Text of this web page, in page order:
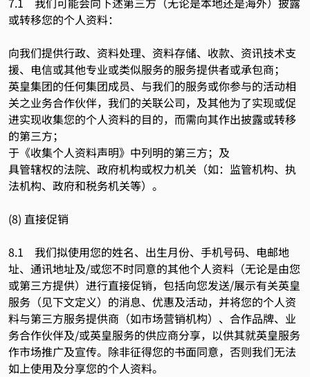
或转移您的个人资料：
向我们提供行政、资料处理、资料存储、收款、资讯技术支
援、电信或其他专业或类似服务的服务提供者或承包商；
英皇集团的任何集团成员、与我们的服务或你参与的活动相
关之业务合作伙伴，我们的关联公司，及其他为了实现或促
进实现收集您的个人资料的目的，而需向其作出披露或转移
的第三方；
于《收集个人资料声明》中列明的第三方；及
具管辖权的法院、政府机构或权力机关（如：监管机构、执
法机构、政府和税务机关等）。
(8) 直接促销
8.1 我们拟使用您的姓名、出生月份、手机号码、电邮地
址、通讯地址及/或您不时同意的其他个人资料（无论是由您
或第三方提供）进行直接促销，包括向您发送/展示有关英皇
服务（见下文定义）的消息、优惠及活动，并将您的个人资
料与第三方服务提供商（如市场营销机构）、合作品牌、业
务合作伙伴及/或英皇服务的供应商分享，以供其就英皇服务
作市场推广及宣传。除非征得您的书面同意，否则我们无法
如上使用及分享您的个人资料。